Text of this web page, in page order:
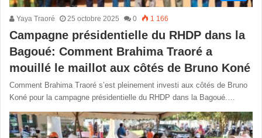
Yaya Traoré 25 octobre 2025 0 1 166
Campagne présidentielle du RHDP dans la
Bagoué: Comment Brahima Traoré a
mouillé le maillot aux côtés de Bruno Koné
Comment Brahima Traoré s’est pleinement investi aux côtés de Bruno
Koné pour la campagne présidentielle du RHDP dans la Bagoué.…